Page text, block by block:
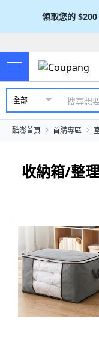
領取您的 $200
全部
酷澎首頁 首購專區
收納箱/整